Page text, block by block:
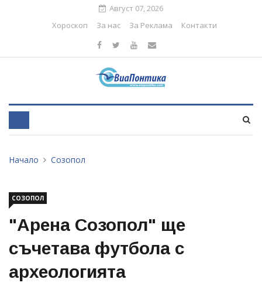
Август 07, 2026
Хороскоп
За нас За Реклама Контакти
Начало Созопол
СОЗОПОЛ
"Арена Созопол" ще
съчетава футбола с
археологията